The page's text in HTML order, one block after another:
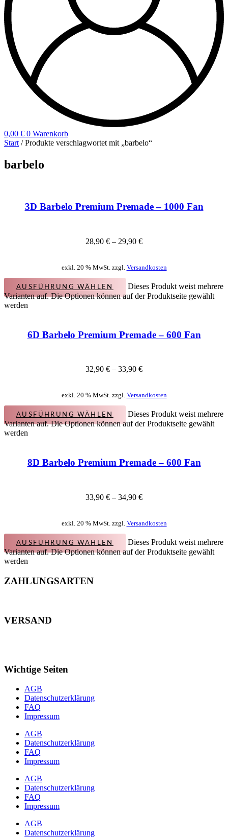
0,00 € 0 Warenkorb
Start / Produkte verschlagwortet mit „barbelo“
barbelo
3D Barbelo Premium Premade – 1000 Fan
28,90 € – 29,90 €
exkl. 20 % MwSt. zzgl. Versandkosten
AUSFÜHRUNG WÄHLEN
Dieses Produkt weist mehrere
Varianten auf. Die Optionen können auf der Produktseite gewählt
werden
6D Barbelo Premium Premade – 600 Fan
32,90 € – 33,90 €
exkl. 20 % MwSt. zzgl. Versandkosten
AUSFÜHRUNG WÄHLEN
Dieses Produkt weist mehrere
Varianten auf. Die Optionen können auf der Produktseite gewählt
werden
8D Barbelo Premium Premade – 600 Fan
33,90 € – 34,90 €
exkl. 20 % MwSt. zzgl. Versandkosten
AUSFÜHRUNG WÄHLEN
Dieses Produkt weist mehrere
Varianten auf. Die Optionen können auf der Produktseite gewählt
werden
ZAHLUNGSARTEN
VERSAND
Wichtige Seiten
AGB
Datenschutzerklärung
FAQ
Impressum
AGB
Datenschutzerklärung
FAQ
Impressum
AGB
Datenschutzerklärung
FAQ
Impressum
AGB
Datenschutzerklärung